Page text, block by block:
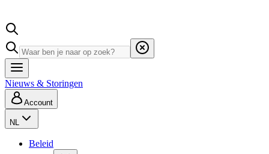
Nieuws & Storingen
Account
NL
Beleid